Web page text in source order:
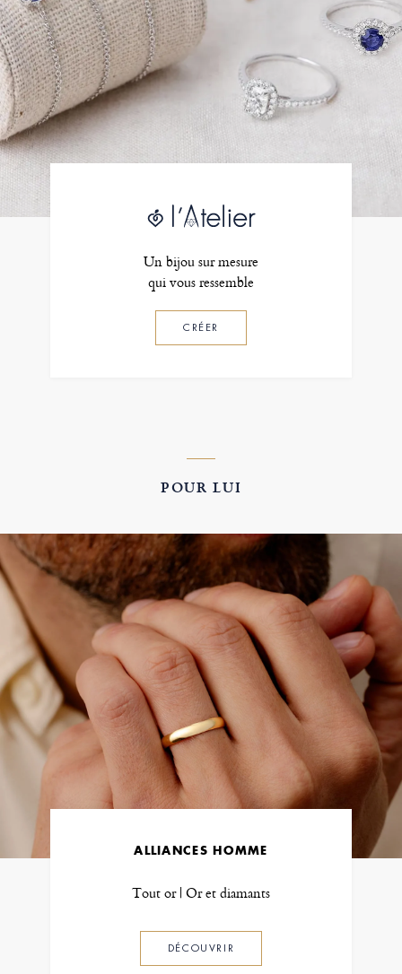
Un bijou sur mesure
qui vous ressemble
CRÉER
POUR LUI
ALLIANCES HOMME
Tout or | Or et diamants
DÉCOUVRIR